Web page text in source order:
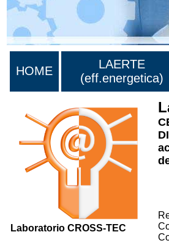
HOME
LAERTE
(eff.energetica)
Laboratorio CROSS-TEC